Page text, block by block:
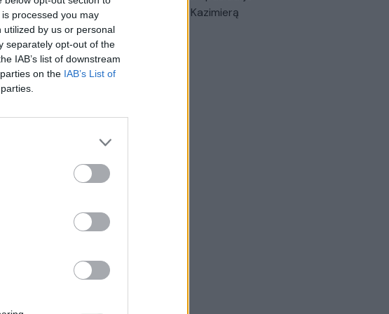
processed you may
by us or personal
separately opt-out of the
IAB’s list of downstream
on the IAB’s List of
jautriais prisiminimais apie Kazimierą
Prunskienę